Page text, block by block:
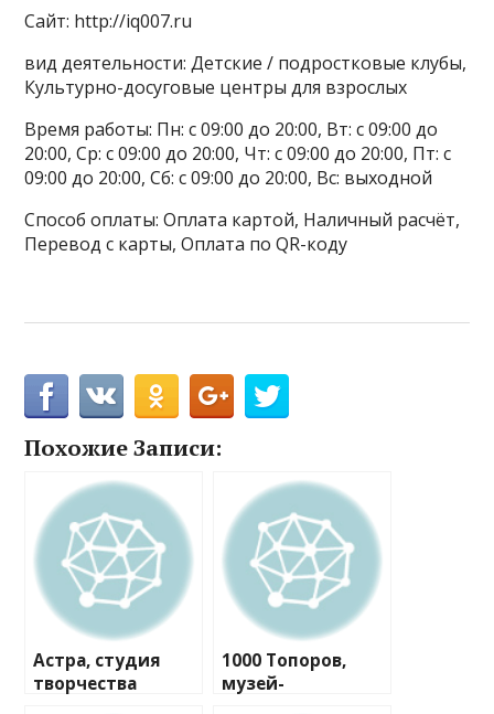
Сайт: http://iq007.ru
вид деятельности: Детские / подростковые клубы,
Культурно-досуговые центры для взрослых
Время работы: Пн: с 09:00 до 20:00, Вт: с 09:00 до
20:00, Ср: с 09:00 до 20:00, Чт: с 09:00 до 20:00, Пт: с
09:00 до 20:00, Сб: с 09:00 до 20:00, Вс: выходной
Способ оплаты: Оплата картой, Наличный расчёт,
Перевод с карты, Оплата по QR-коду
Похожие Записи:
Астра, студия
творчества
1000 Топоров,
музей-